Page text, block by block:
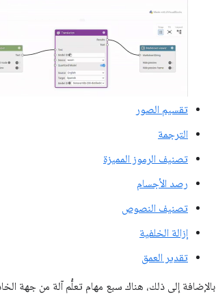
تقسيم الصور
الترجمة
تصنيف الرموز المميزة
رصد الأجسام
تصنيف النصوص
إزالة الخلفية
تقدير العمق